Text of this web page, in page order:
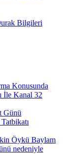
Bilgileri
Konusunda
İle Kanal 32
Günü
Öykü Baylam
nedeniyle